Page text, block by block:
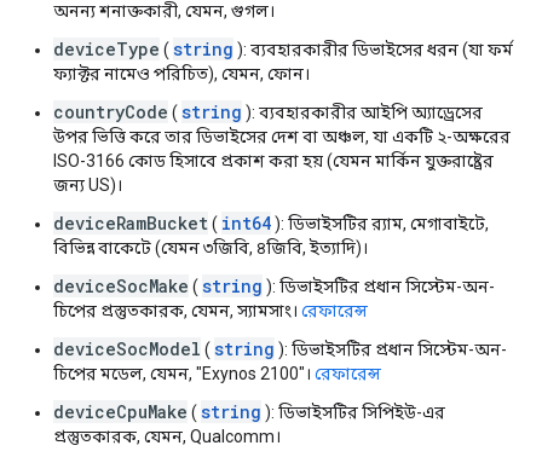
অনন্য শনাক্তকারী, যেমন, গুগল।
deviceType ( string ): ব্যবহারকারীর ডিভাইসের ধরন (যা ফর্ম
ফ্যাক্টর নামেও পরিচিত), যেমন, ফোন।
countryCode ( string ): ব্যবহারকারীর আইপি অ্যাড্রেসের
উপর ভিত্তি করে তার ডিভাইসের দেশ বা অঞ্চল, যা একটি ২-অক্ষরের
ISO-3166 কোড হিসাবে প্রকাশ করা হয় (যেমন মার্কিন যুক্তরাষ্ট্রের
জন্য US)।
deviceRamBucket( int64): ডিভাইসটির র‍্যাম, মেগাবাইটে,
বিভিন্ন বাকেটে (যেমন ৩জিবি, ৪জিবি, ইত্যাদি)।
deviceSocMake ( string ): ডিভাইসটির প্রধান সিস্টেম-অন-
চিপের প্রস্তুতকারক, যেমন, স্যামসাং। রেফারেন্স
deviceSocModel ( string ): ডিভাইসটির প্রধান সিস্টেম-অন-
চিপের মডেল, যেমন, "Exynos 2100"। রেফারেন্স
deviceCpuMake ( string ): ডিভাইসটির সিপিইউ-এর
প্রস্তুতকারক, যেমন, Qualcomm।